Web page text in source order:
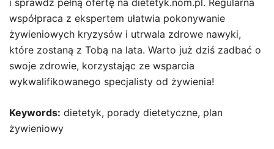
i sprawdź pełną ofertę na dietetyk.nom.pl. Regularna
współpraca z ekspertem ułatwia pokonywanie
żywieniowych kryzysów i utrwala zdrowe nawyki,
które zostaną z Tobą na lata. Warto już dziś zadbać o
swoje zdrowie, korzystając ze wsparcia
wykwalifikowanego specjalisty od żywienia!
Keywords: dietetyk, porady dietetyczne, plan
żywieniowy